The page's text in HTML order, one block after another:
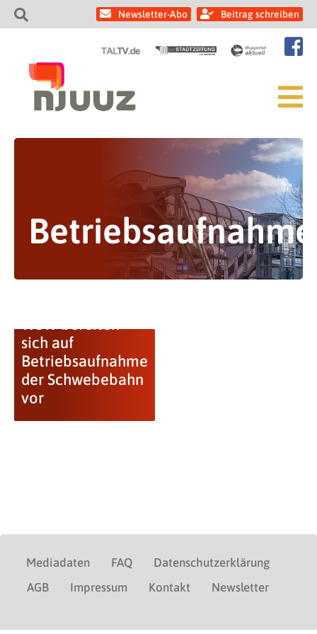
Newsletter-Abo Beitrag schreiben
Betriebsaufnahme
sich auf
Betriebsaufnahme
der Schwebebahn
vor
Mediadaten FAQ
Datenschutzerklärung
AGB
Impressum Kontakt Newsletter